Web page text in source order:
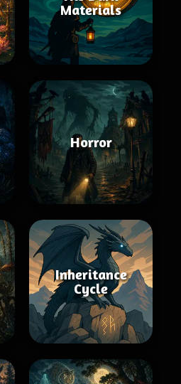
Materials
Horror
Inheritance
Cycle